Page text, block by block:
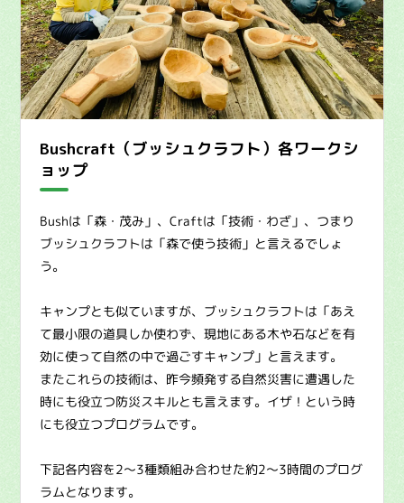
Bushcraft（ブッシュクラフト）各ワークシ
ョップ
Bushは「森・茂み」、Craftは「技術・わざ」、つまり
ブッシュクラフトは「森で使う技術」と言えるでしょ
う。
キャンプとも似ていますが、ブッシュクラフトは「あえ
て最小限の道具しか使わず、現地にある木や石などを有
効に使って自然の中で過ごすキャンプ」と言えます。
またこれらの技術は、昨今頻発する自然災害に遭遇した
時にも役立つ防災スキルとも言えます。イザ！という時
にも役立つプログラムです。
下記各内容を2〜3種類組み合わせた約2〜3時間のプログ
ラムとなります。